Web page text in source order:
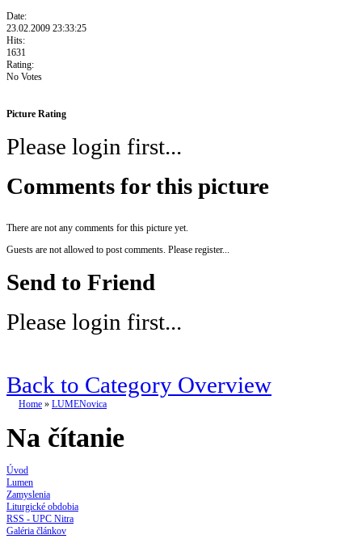
Date:
23.02.2009 23:33:25
Hits:
1631
Rating:
No Votes
Picture Rating
Please login first...
Comments for this picture
There are not any comments for this picture yet.
Guests are not allowed to post comments. Please register...
Send to Friend
Please login first...
Back to Category Overview
Home » LUMENovica
Na čítanie
Úvod
Lumen
Zamyslenia
Liturgické obdobia
RSS - UPC Nitra
Galéria článkov